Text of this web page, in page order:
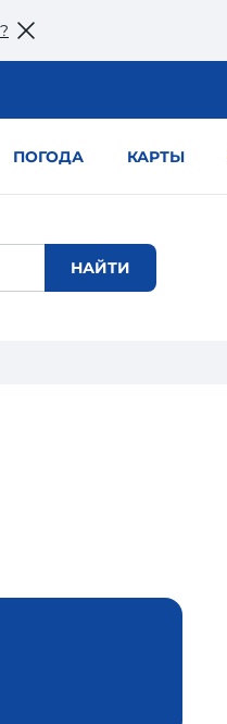
ПОГОДА КАРТЫ